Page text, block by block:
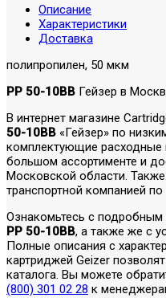
Описание
Характеристики
Доставка
полипропилен, 50 мкм
PP 50-10BB Гейзер в
В интернет магазине
50-10BB «Гейзер» по
комплектующие расходные
большом ассортименте и
Московской области. Также
транспортной компанией
Ознакомьтесь с подробным
PP 50-10BB, а также же с
Полные описания с
картриджей Geizer
каталога. Вы можете
(800) 301 02 28 к